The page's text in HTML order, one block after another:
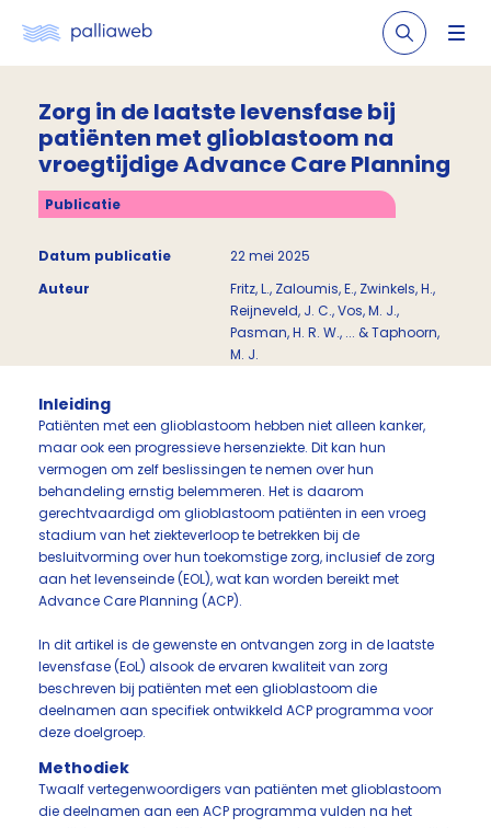
Zorg in de laatste levensfase bij
patiënten met glioblastoom na
vroegtijdige Advance Care Planning
Publicatie
Datum publicatie
22 mei 2025
Auteur
Fritz, L., Zaloumis, E., Zwinkels, H.,
Reijneveld, J. C., Vos, M. J.,
Pasman, H. R. W., ... & Taphoorn,
M. J.
Inleiding
Patiënten met een glioblastoom hebben niet alleen kanker,
maar ook een progressieve hersenziekte. Dit kan hun
vermogen om zelf beslissingen te nemen over hun
behandeling ernstig belemmeren. Het is daarom
gerechtvaardigd om glioblastoom patiënten in een vroeg
stadium van het ziekteverloop te betrekken bij de
besluitvorming over hun toekomstige zorg, inclusief de zorg
aan het levenseinde (EOL), wat kan worden bereikt met
Advance Care Planning (ACP).
In dit artikel is de gewenste en ontvangen zorg in de laatste
levensfase (EoL) alsook de ervaren kwaliteit van zorg
beschreven bij patiënten met een glioblastoom die
deelnamen aan specifiek ontwikkeld ACP programma voor
deze doelgroep.
Methodiek
Twaalf vertegenwoordigers van patiënten met glioblastoom
die deelnamen aan een ACP programma vulden na het